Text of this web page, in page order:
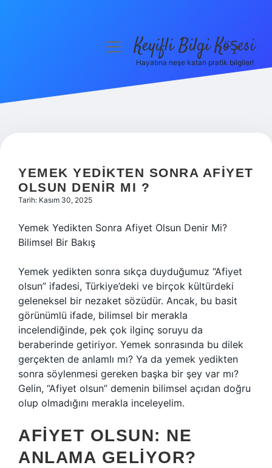
Hakkımızda
menüyüKeyifli Bilgi Köşesi
Hayatına neşe katan pratik bilgiler!
YEMEK YEDIKTEN SONRA AFIYET
OLSUN DENIR MI ?
Tarih: Kasım 30, 2025
Yemek Yedikten Sonra Afiyet Olsun Denir Mi?
Bilimsel Bir Bakış
Yemek yedikten sonra sıkça duyduğumuz “Afiyet
olsun” ifadesi, Türkiye’deki ve birçok kültürdeki
geleneksel bir nezaket sözüdür. Ancak, bu basit
görünümlü ifade, bilimsel bir merakla
incelendiğinde, pek çok ilginç soruyu da
beraberinde getiriyor. Yemek sonrasında bu dilek
gerçekten de anlamlı mı? Ya da yemek yedikten
sonra söylenmesi gereken başka bir şey var mı?
Gelin, “Afiyet olsun” demenin bilimsel açıdan doğru
olup olmadığını merakla inceleyelim.
AFIYET OLSUN: NE
ANLAMA GELIYOR?